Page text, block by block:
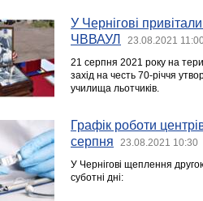
У Чернігові
ЧВВАУЛ
23.08.2021
21 серпня 2021 року на
захід на честь 70-річчя
училища льотчиків.
Графік роботи
серпня
23.08.2021 10:30
У Чернігові щеплення
суботні дні: